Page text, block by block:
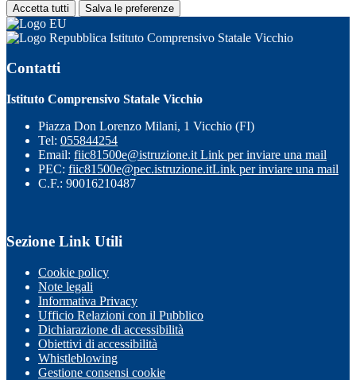
Accetta tutti Salva le preferenze
Istituto Comprensivo Statale Vicchio
Contatti
Istituto Comprensivo Statale Vicchio
Piazza Don Lorenzo Milani, 1 Vicchio (FI)
Tel: 055844254
Email: fiic81500e@istruzione.it Link per inviare una mail
PEC: fiic81500e@pec.istruzione.itLink per inviare una mail
C.F.: 90016210487
Sezione Link Utili
Cookie policy
Note legali
Informativa Privacy
Ufficio Relazioni con il Pubblico
Dichiarazione di accessibilità
Obiettivi di accessibilità
Whistleblowing
Gestione consensi cookie